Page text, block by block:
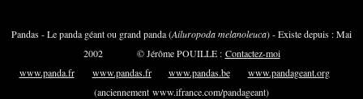
Pandas - Le panda géant ou grand panda (Ailuropoda melanoleuca) - Existe depuis : Mai
2002 © Jérôme POUILLE : Contactez-moi
www.panda.fr
www.pandas.fr www.pandas.be
www.pandageant.org
(anciennement www.ifrance.com/pandageant)